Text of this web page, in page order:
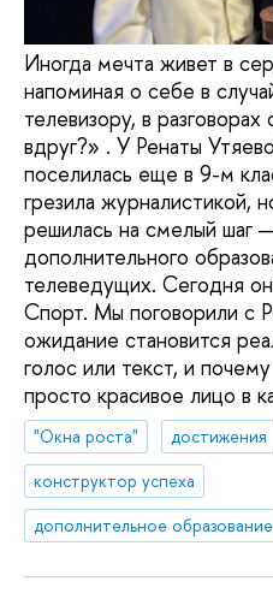
Иногда мечта живет в
напоминая о себе в
телевизору, в
вдруг?» . У Ренаты
поселилась еще в 9-м
грезила журналистикой,
решилась на смелый шаг
дополнительного
телеведущих. Сегодня
Спорт. Мы поговорили с
ожидание становится
голос или текст, и
просто красивое лицо в
"Окна роста"
достижения
конструктор успеха
дополнительное образование